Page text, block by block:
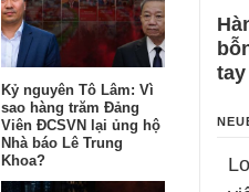
Kỷ nguyên Tô Lâm: Vì
sao hàng trăm Đảng
Viên ĐCSVN lại ủng hộ
Nhà báo Lê Trung
Khoa?
tay